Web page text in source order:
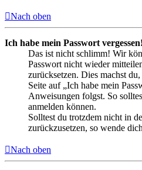
Nach oben
Ich habe mein Passwort vergessen!
Das ist nicht schlimm! Wir
Passwort nicht wieder
zurücksetzen. Dies machst
Seite auf „Ich habe mein
Anweisungen folgst. So
anmelden können.
Solltest du trotzdem nicht in
zurückzusetzen, so wende
Nach oben